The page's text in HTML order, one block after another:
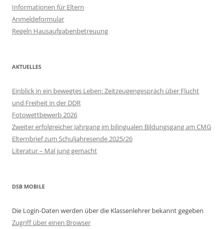
Informationen für Eltern
Anmeldeformular
Regeln Hausaufgabenbetreuung
AKTUELLES
Einblick in ein bewegtes Leben: Zeitzeugengespräch über Flucht
und Freiheit in der DDR
Fotowettbewerb 2026
Zweiter erfolgreicher Jahrgang im bilingualen Bildungsgang am CMG
Elternbrief zum Schuljahresende 2025/26
Literatur – Mal jung gemacht
DSB MOBILE
Die Login-Daten werden über die Klassenlehrer bekannt gegeben
Zugriff über einen Browser